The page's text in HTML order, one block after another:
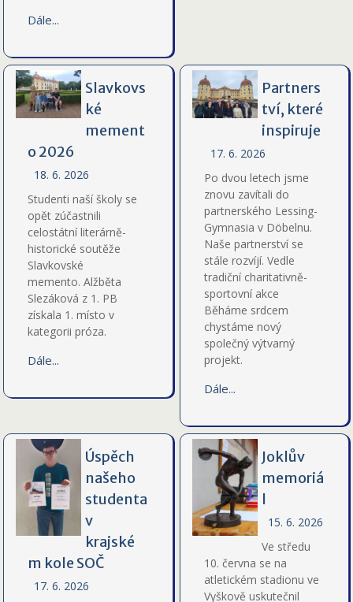
Dále...
Slavkovs
ké
mement
o 2026
18. 6. 2026
Studenti naší školy se
opět zúčastnili
celostátní literárně-
historické soutěže
Slavkovské
memento. Alžběta
Slezáková z 1. PB
získala 1. místo v
kategorii próza.
Dále...
Partners
tví, které
inspiruje
17. 6. 2026
Po dvou letech jsme
znovu zavítali do
partnerského Lessing-
Gymnasia v Döbelnu.
Naše partnerství se
stále rozvíjí. Vedle
tradiční charitativně-
sportovní akce
Běháme srdcem
chystáme nový
společný výtvarný
projekt.
Dále...
Úspěch
našeho
studenta
v
krajské
m kole SOČ
17. 6. 2026
Joklův
memoriá
l
15. 6. 2026
Ve středu
10. června se na
atletickém stadionu ve
Vyškově uskutečnil